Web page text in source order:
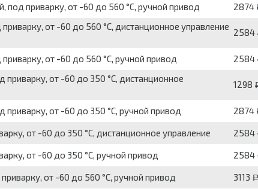
приварку, от -60 до 560 °С, ручной привод 2874
от -60 до 560 °С, дистанционное управление
2584
от -60 до 560 °С, ручной привод 2584
от -60 до 350 °С, дистанционное
1298
от -60 до 350 °С, ручной привод 2874
от -60 до 350 °С, дистанционное управление 2584
от -60 до 350 °С, ручной привод 2584
от -60 до 560 °С, ручной привод 3113 Р